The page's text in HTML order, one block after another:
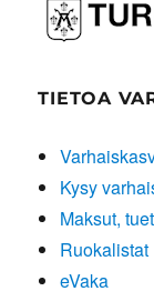
TIETOA
Kysy
Maksut,
Ruokalistat
eVaka